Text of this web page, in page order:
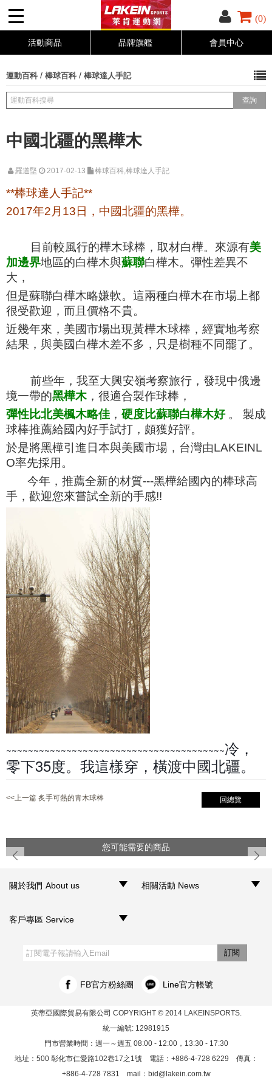
(0)
活動商品 品牌旗艦 會員中心
運動百科 / 棒球百科 / 棒球達人手記
中國北疆的黑樺木
羅道堅 2017-02-13 棒球百科,棒球達人手記
**棒球達人手記**
2017年2月13日，中國北疆的黑樺。
目前較風行的樺木球棒，取材白樺。來源有美
加邊界地區的白樺木與蘇聯白樺木。彈性差異不
大，
但是蘇聯白樺木略嫌軟。這兩種白樺木在市場上都
很受歡迎，而且價格不貴。
近幾年來，美國市場出現黃樺木球棒，經實地考察
結果，與美國白樺木差不多，只是樹種不同罷了。
前些年，我至大興安嶺考察旅行，發現中俄邊
境一帶的黑樺木，很適合製作球棒，
彈性比北美楓木略佳 ， 硬度比蘇聯白樺木好 。 製成
球棒推薦給國內好手試打，頗獲好評。
於是將黑樺引進日本與美國市場，台灣由LAKEINL
O率先採用。
今年，推薦全新的材質---黑樺給國內的棒球高
手，歡迎您來嘗試全新的手感!!
~~~~~~~~~~~~~~~~~~~~~~~~~~~~~~~~~~~~~~~~冷，
零下35度。我這樣穿，橫渡中國北疆。
<<上一篇 炙手可熱的青木球棒 回總覽
您可能需要的商品
prev next
關於我們 About us 相關活動 News
客戶專區 Service
訂閱
FB官方粉絲團 Line官方帳號
英蒂亞國際貿易有限公司 COPYRIGHT © 2014 LAKEINSPORTS.
統一編號: 12981915
門市營業時間：週一～週五 08:00 - 12:00，13:30 - 17:30
地址：500 彰化市仁愛路102巷17之1號 電話：+886-4-728 6229 傳真：
+886-4-728 7831 mail： bid@lakein.com.tw